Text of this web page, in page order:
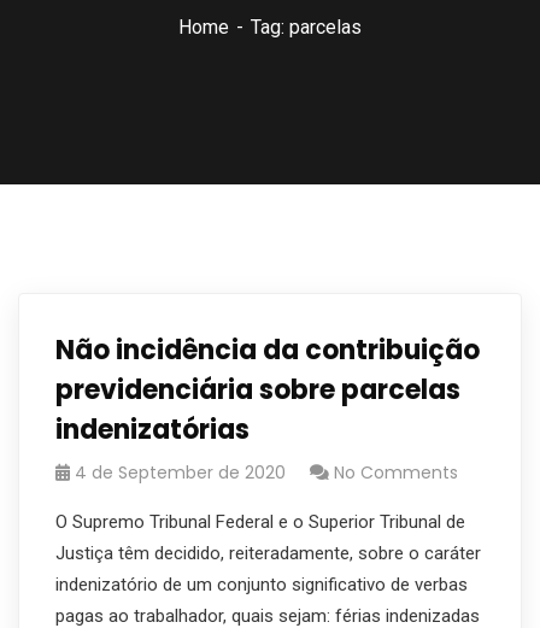
Home Tag: parcelas
Não incidência da contribuição
previdenciária sobre parcelas
indenizatórias
4 de September de 2020 No Comments
O Supremo Tribunal Federal e o Superior Tribunal de
Justiça têm decidido, reiteradamente, sobre o caráter
indenizatório de um conjunto significativo de verbas
pagas ao trabalhador, quais sejam: férias indenizadas